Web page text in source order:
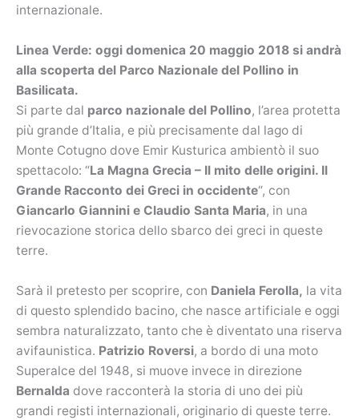
internazionale.
Linea Verde: oggi domenica 20 maggio 2018 si andrà
alla scoperta del Parco Nazionale del Pollino in
Basilicata.
Si parte dal parco nazionale del Pollino, l’area protetta
più grande d’Italia, e più precisamente dal lago di
Monte Cotugno dove Emir Kusturica ambientò il suo
spettacolo: “La Magna Grecia – Il mito delle origini. Il
Grande Racconto dei Greci in occidente“, con
Giancarlo Giannini e Claudio Santa Maria, in una
rievocazione storica dello sbarco dei greci in queste
terre.
Sarà il pretesto per scoprire, con Daniela Ferolla, la vita
di questo splendido bacino, che nasce artificiale e oggi
sembra naturalizzato, tanto che è diventato una riserva
avifaunistica. Patrizio Roversi, a bordo di una moto
Superalce del 1948, si muove invece in direzione
Bernalda dove racconterà la storia di uno dei più
grandi registi internazionali, originario di queste terre.